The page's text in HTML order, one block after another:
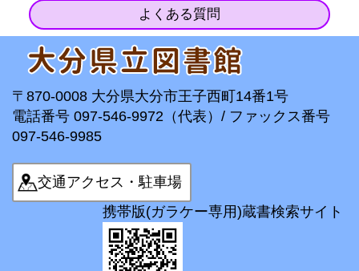
よくある質問
〒870-0008 大分県大分市王子西町14番1号
電話番号 097-546-9972（代表）/ ファックス番号
097-546-9985
交通アクセス・駐車場
携帯版(ガラケー専用)蔵書検索サイト